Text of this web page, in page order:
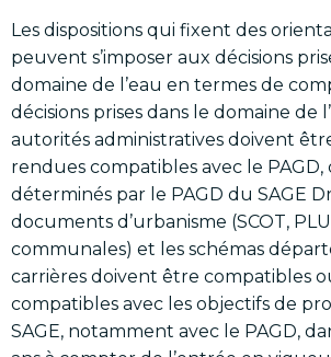
Les dispositions qui fixent des
peuvent s’imposer aux décisions
domaine de l’eau en termes de
décisions prises dans le domaine de
autorités administratives doivent
rendues compatibles avec le PAGD,
déterminés par le PAGD du SAGE
documents d’urbanisme (SCOT,
communales) et les schémas
carrières doivent être compatibles
compatibles avec les objectifs de
SAGE, notamment avec le PAGD,